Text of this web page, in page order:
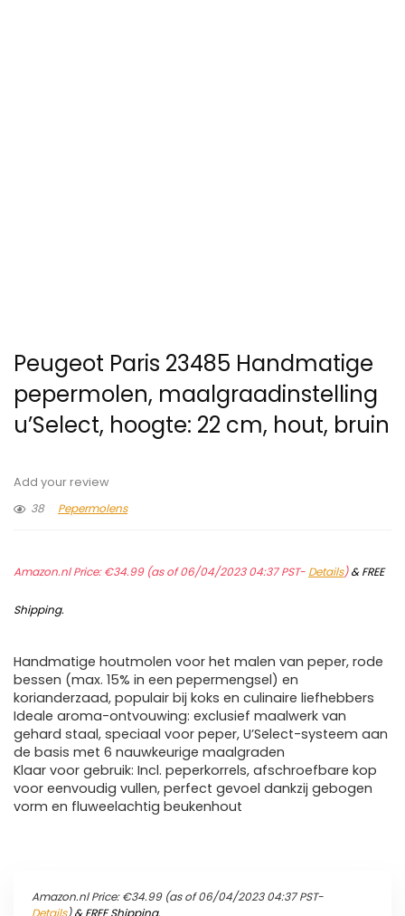
Peugeot Paris 23485 Handmatige
pepermolen, maalgraadinstelling
u’Select, hoogte: 22 cm, hout, bruin
Add your review
38
Pepermolens
Amazon.nl Price:€34.99(as of 06/04/2023 04:37 PST- Details)&FREE
Shipping.
Handmatige houtmolen voor het malen van peper, rode
bessen (max. 15% in een pepermengsel) en
korianderzaad, populair bij koks en culinaire liefhebbers
Ideale aroma-ontvouwing: exclusief maalwerk van
gehard staal, speciaal voor peper, U’Select-systeem aan
de basis met 6 nauwkeurige maalgraden
Klaar voor gebruik: Incl. peperkorrels, afschroefbare kop
voor eenvoudig vullen, perfect gevoel dankzij gebogen
vorm en fluweelachtig beukenhout
Amazon.nl Price:€34.99(as of 06/04/2023 04:37 PST-